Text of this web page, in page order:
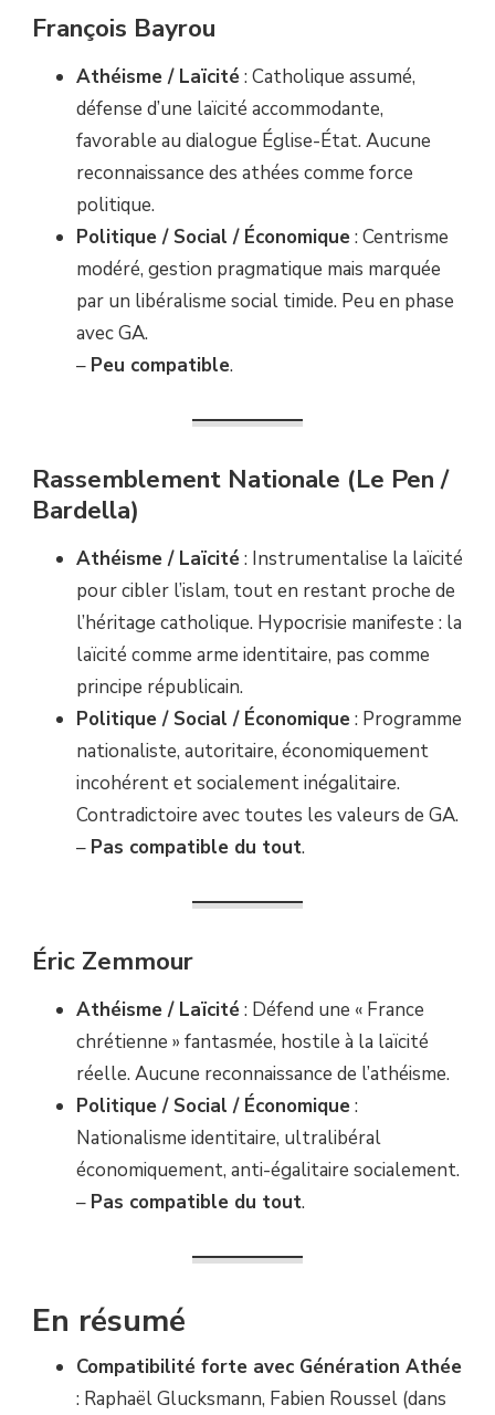
François Bayrou
Athéisme / Laïcité: Catholique assumé,
défense d’une laïcité accommodante,
favorable au dialogue Église-État. Aucune
reconnaissance des athées comme force
politique.
Politique / Social / Économique: Centrisme
modéré, gestion pragmatique mais marquée
par un libéralisme social timide. Peu en phase
avec GA.
– Peu compatible.
Rassemblement Nationale (Le Pen /
Bardella)
Athéisme / Laïcité: Instrumentalise la laïcité
pour cibler l’islam, tout en restant proche de
l’héritage catholique. Hypocrisie manifeste : la
laïcité comme arme identitaire, pas comme
principe républicain.
Politique / Social / Économique: Programme
nationaliste, autoritaire, économiquement
incohérent et socialement inégalitaire.
Contradictoire avec toutes les valeurs de GA.
– Pas compatible du tout.
Éric Zemmour
Athéisme / Laïcité: Défend une « France
chrétienne » fantasmée, hostile à la laïcité
réelle. Aucune reconnaissance de l’athéisme.
Politique / Social / Économique:
Nationalisme identitaire, ultralibéral
économiquement, anti-égalitaire socialement.
– Pas compatible du tout.
En résumé
Compatibilité forte avec Génération Athée
: Raphaël Glucksmann, Fabien Roussel (dans